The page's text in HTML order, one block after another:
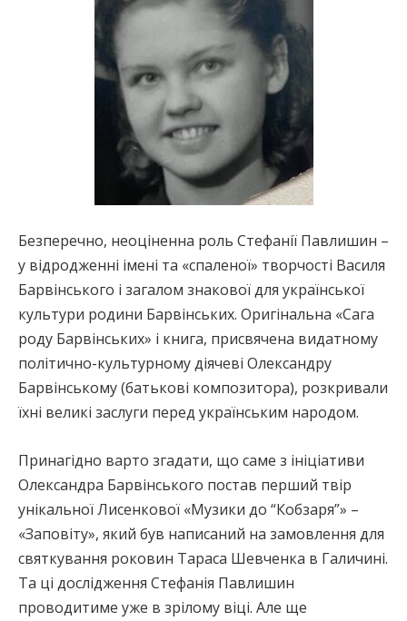
Безперечно, неоціненна роль Стефанії Павлишин –
у відродженні імені та «спаленої» творчості Василя
Барвінського і загалом знакової для української
культури родини Барвінських. Оригінальна «Сага
роду Барвінських» і книга, присвячена видатному
політично-культурному діячеві Олександру
Барвінському (батькові композитора), розкривали
їхні великі заслуги перед українським народом.
Принагідно варто згадати, що саме з ініціативи
Олександра Барвінського постав перший твір
унікальної Лисенкової «Музики до “Кобзаря”» –
«Заповіту», який був написаний на замовлення для
святкування роковин Тараса Шевченка в Галичині.
Та ці дослідження Стефанія Павлишин
проводитиме уже в зрілому віці. Але ще